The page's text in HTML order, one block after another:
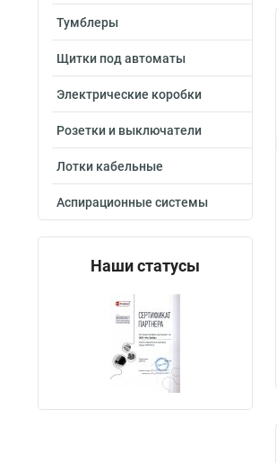
Тумблеры
Щитки под автоматы
Электрические коробки
Розетки и выключатели
Лотки кабельные
Аспирационные системы
Наши статусы